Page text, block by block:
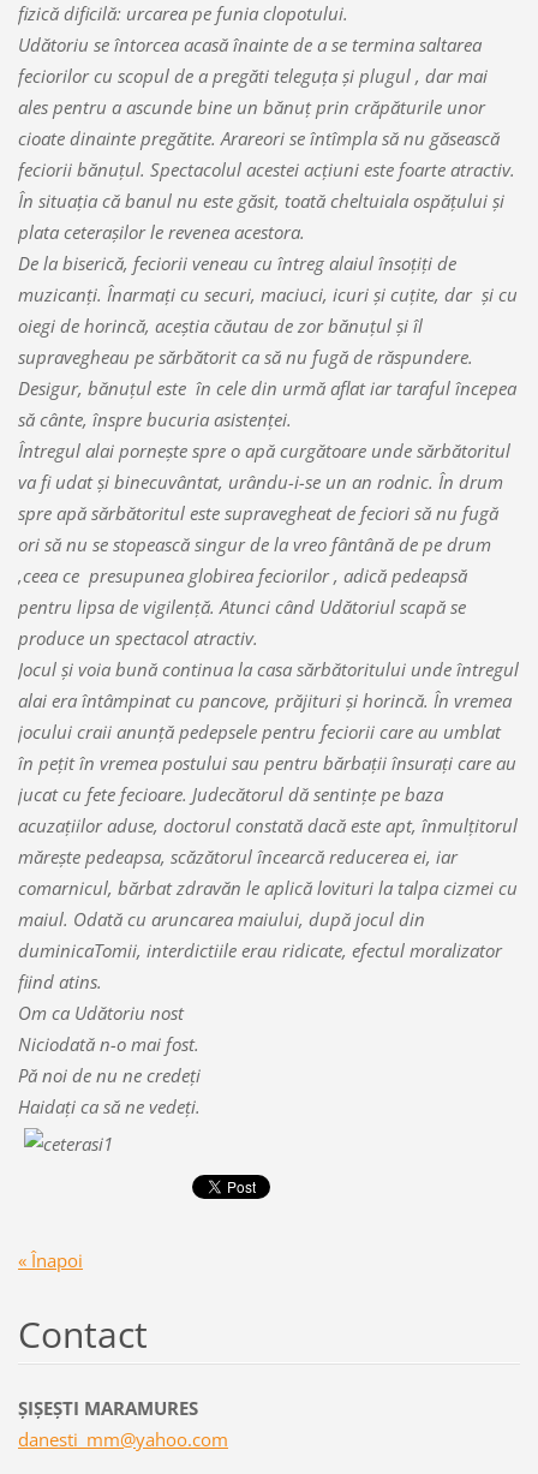
fizică dificilă: urcarea pe funia clopotului.
Udătoriu se întorcea acasă înainte de a se termina saltarea
feciorilor cu scopul de a pregăti teleguţa şi plugul , dar mai
ales pentru a ascunde bine un bănuţ prin crăpăturile unor
cioate dinainte pregătite. Arareori se întîmpla să nu găsească
feciorii bănuţul. Spectacolul acestei acţiuni este foarte atractiv.
În situaţia că banul nu este găsit, toată cheltuiala ospăţului şi
plata ceteraşilor le revenea acestora.
De la biserică, feciorii veneau cu întreg alaiul însoţiţi de
muzicanţi. Înarmaţi cu securi, maciuci, icuri şi cuţite, dar şi cu
oiegi de horincă, aceştia căutau de zor bănuţul şi îl
supravegheau pe sărbătorit ca să nu fugă de răspundere.
Desigur, bănuţul este în cele din urmă aflat iar taraful începea
să cânte, înspre bucuria asistenţei.
Întregul alai porneşte spre o apă curgătoare unde sărbătoritul
va fi udat şi binecuvântat, urându-i-se un an rodnic. În drum
spre apă sărbătoritul este supravegheat de feciori să nu fugă
ori să nu se stopească singur de la vreo fântână de pe drum
,ceea ce presupunea globirea feciorilor , adică pedeapsă
pentru lipsa de vigilenţă. Atunci când Udătoriul scapă se
produce un spectacol atractiv.
Jocul şi voia bună continua la casa sărbătoritului unde întregul
alai era întâmpinat cu pancove, prăjituri şi horincă. În vremea
jocului craii anunţă pedepsele pentru feciorii care au umblat
în peţit în vremea postului sau pentru bărbaţii însuraţi care au
jucat cu fete fecioare. Judecătorul dă sentinţe pe baza
acuzaţiilor aduse, doctorul constată dacă este apt, înmulţitorul
măreşte pedeapsa, scăzătorul încearcă reducerea ei, iar
comarnicul, bărbat zdravăn le aplică lovituri la talpa cizmei cu
maiul. Odată cu aruncarea maiului, după jocul din
duminicaTomii, interdictiile erau ridicate, efectul moralizator
fiind atins.
Om ca Udătoriu nost
Niciodată n-o mai fost.
Pă noi de nu ne credeţi
Haidaţi ca să ne vedeţi.
« Înapoi
Contact
ŞIŞEŞTI MARAMURES
danesti_ mm@yahoo.com